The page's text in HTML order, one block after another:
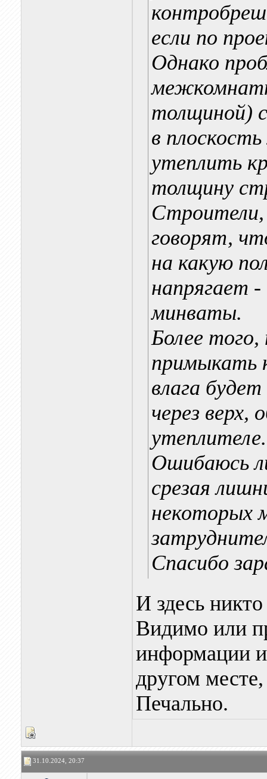
если по
Однако
толщиной)
в
утеплить
толщину
говорят,
на какую
напрягает
минваты.
Более того,
примыкать
влага
через верх,
утеплителе.
Ошибаюсь
срезая
некоторых
Спасибо
И здесь никто
Видимо или
информации
другом месте,
Печально.
31.10.2024, 20:37